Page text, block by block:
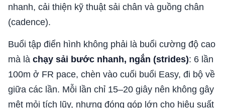
nhanh, cải thiện kỹ thuật sải chân và guồng chân
(cadence).
Buổi tập điển hình không phải là buổi cường độ cao
mà là chạy sải bước nhanh, ngắn (strides): 6 lần
100m ở FR pace, chèn vào cuối buổi Easy, đi bộ về
giữa các lần. Mỗi lần chỉ 15–20 giây nên không gây
mệt mỏi tích lũy, nhưng đóng góp lớn cho hiệu suất